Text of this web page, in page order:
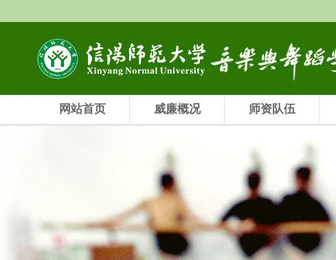
网站首页 威廉概况 师资队伍